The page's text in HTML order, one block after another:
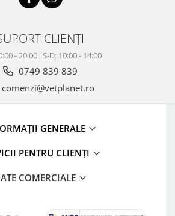
CLIENȚI
- 20:00 , S-D: 10:00 - 14:00
0749 839 839
comenzi@vetplanet.ro
GENERALE
PENTRU CLIENȚI
COMERCIALE